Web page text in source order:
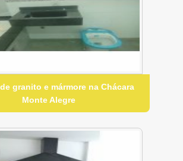
granito e mármore na Chácara
Monte Alegre